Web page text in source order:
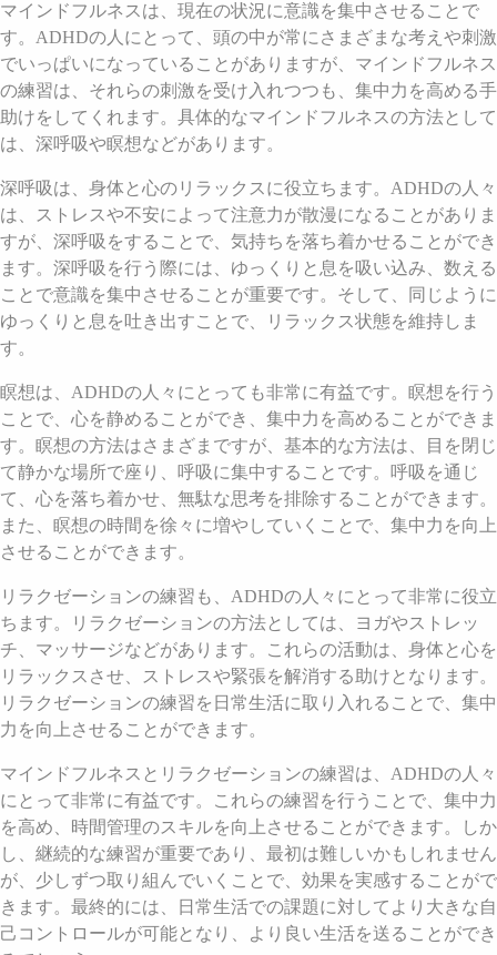
マインドフルネスは、現在の状況に意識を集中させることで
す。ADHDの人にとって、頭の中が常にさまざまな考えや刺激
でいっぱいになっていることがありますが、マインドフルネス
の練習は、それらの刺激を受け入れつつも、集中力を高める手
助けをしてくれます。具体的なマインドフルネスの方法として
は、深呼吸や瞑想などがあります。
深呼吸は、身体と心のリラックスに役立ちます。ADHDの人々
は、ストレスや不安によって注意力が散漫になることがありま
すが、深呼吸をすることで、気持ちを落ち着かせることができ
ます。深呼吸を行う際には、ゆっくりと息を吸い込み、数える
ことで意識を集中させることが重要です。そして、同じように
ゆっくりと息を吐き出すことで、リラックス状態を維持しま
す。
瞑想は、ADHDの人々にとっても非常に有益です。瞑想を行う
ことで、心を静めることができ、集中力を高めることができま
す。瞑想の方法はさまざまですが、基本的な方法は、目を閉じ
て静かな場所で座り、呼吸に集中することです。呼吸を通じ
て、心を落ち着かせ、無駄な思考を排除することができます。
また、瞑想の時間を徐々に増やしていくことで、集中力を向上
させることができます。
リラクゼーションの練習も、ADHDの人々にとって非常に役立
ちます。リラクゼーションの方法としては、ヨガやストレッ
チ、マッサージなどがあります。これらの活動は、身体と心を
リラックスさせ、ストレスや緊張を解消する助けとなります。
リラクゼーションの練習を日常生活に取り入れることで、集中
力を向上させることができます。
マインドフルネスとリラクゼーションの練習は、ADHDの人々
にとって非常に有益です。これらの練習を行うことで、集中力
を高め、時間管理のスキルを向上させることができます。しか
し、継続的な練習が重要であり、最初は難しいかもしれません
が、少しずつ取り組んでいくことで、効果を実感することがで
きます。最終的には、日常生活での課題に対してより大きな自
己コントロールが可能となり、より良い生活を送ることができ